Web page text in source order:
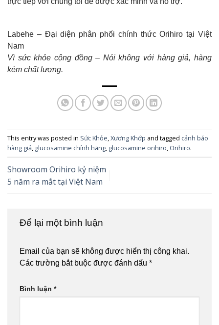
Labehe – Đại diện phân phối chính thức Orihiro tại Việt
Nam
Vì sức khỏe cộng đồng – Nói không với hàng giả, hàng
kém chất lượng.
This entry was posted in Sức Khỏe,Xương Khớp and tagged cảnh báo
hàng giả, glucosamine chính hãng, glucosamine orihiro, Orihiro.
Showroom Orihiro kỷ niệm
5 năm ra mắt tại Việt Nam
Để lại một bình luận
Email của bạn sẽ không được hiển thị công khai.
Các trường bắt buộc được đánh dấu *
Bình luận *